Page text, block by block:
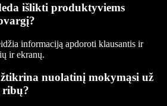
išlikti produktyviems
informaciją apdoroti klausantis ir
ir ekranų.
nuolatinį mokymąsi už
ribų?